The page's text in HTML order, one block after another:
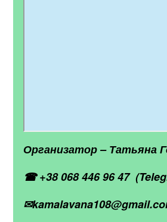
Организатор – Татьяна
☎ +38 068 446 96 47